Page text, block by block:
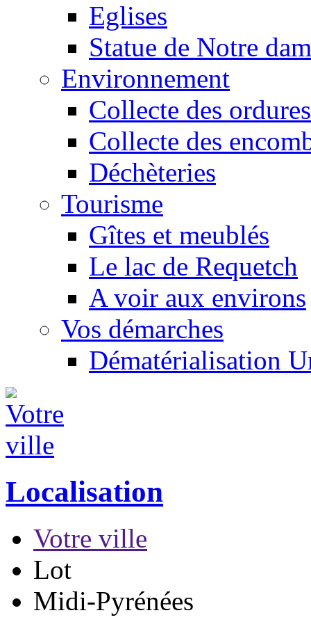
Eglises
Statue de Notre
Environnement
Collecte des ordures
Collecte des
Déchèteries
Tourisme
Gîtes et meublés
Le lac de Requetch
A voir aux environs
Vos démarches
Dématérialisation
Localisation
Votre ville
Lot
Midi-Pyrénées